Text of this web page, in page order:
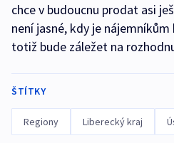
chce v budoucnu prodat asi
není jasné, kdy je
totiž bude záležet na
ŠTÍTKY
Regiony Liberecký kraj